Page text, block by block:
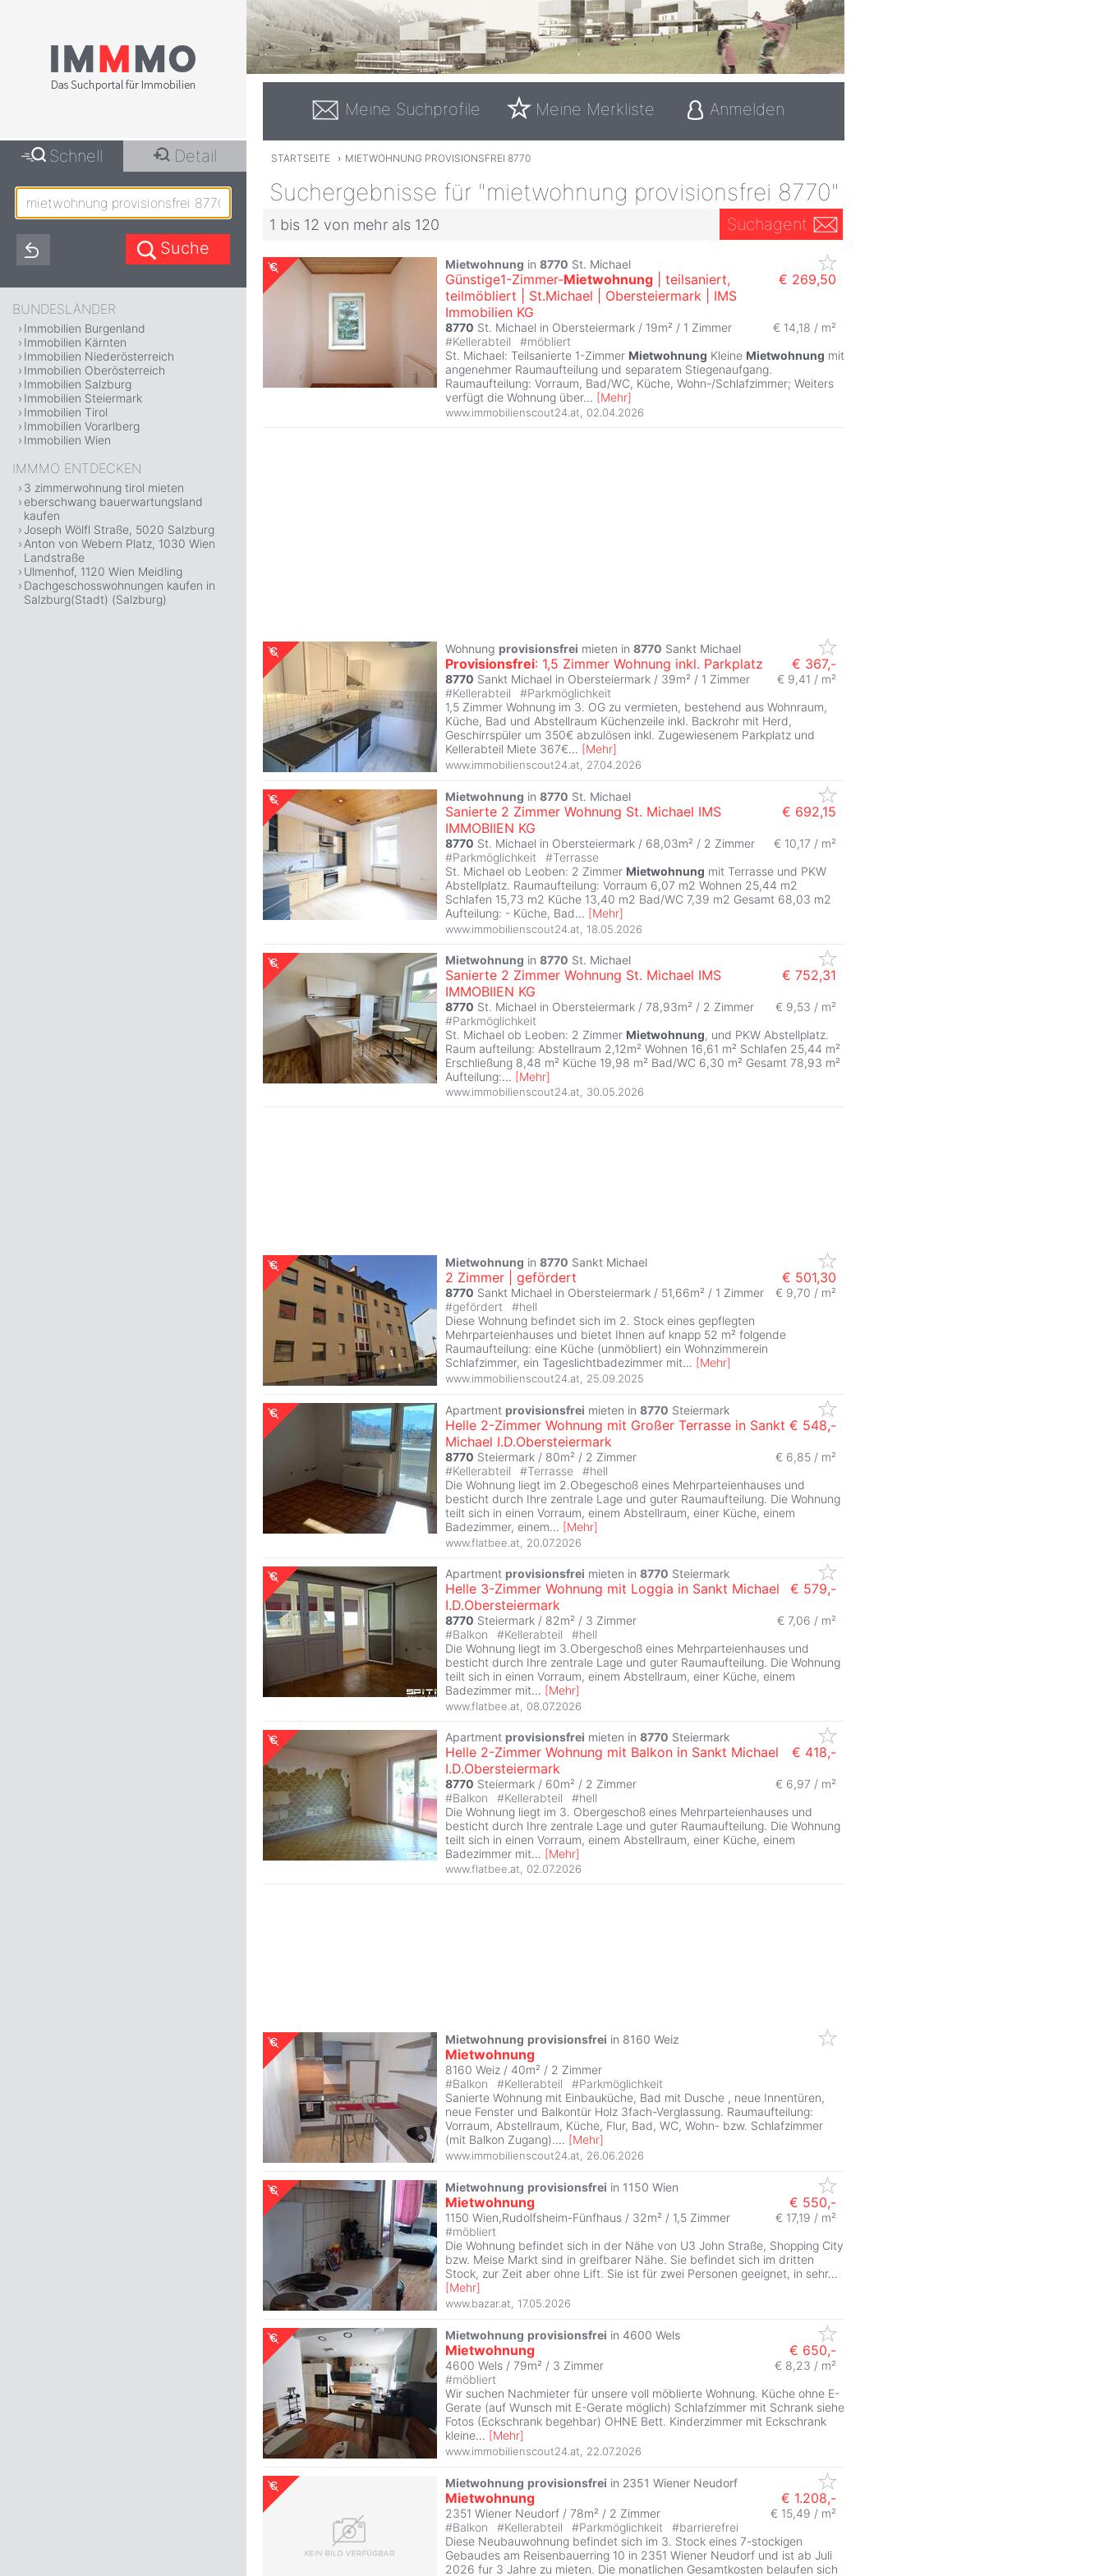
Meine Suchprofile Meine Merkliste Anmelden
STARTSEITE › MIETWOHNUNG PROVISIONSFREI 8770
Suchergebnisse für "mietwohnung provisionsfrei 8770"
1 bis 12 von mehr als 120 Suchagent
Mietwohnung in 8770 St. Michael
Günstige1-Zimmer-Mietwohnung | teilsaniert,
teilmöbliert | St.Michael | Obersteiermark | IMS
Immobilien KG
€ 269,50
8770 St. Michael in Obersteiermark / 19m² / 1 Zimmer
€ 14,18 / m²
#Kellerabteil #möbliert
St. Michael: Teilsanierte 1-Zimmer Mietwohnung Kleine Mietwohnung mit
angenehmer Raumaufteilung und separatem Stiegenaufgang.
Raumaufteilung: Vorraum, Bad/WC, Küche, Wohn-/Schlafzimmer; Weiters
verfügt die Wohnung über... [Mehr]
www.immobilienscout24.at 02.04.2026
Wohnung provisionsfrei mieten in 8770 Sankt Michael
Provisionsfrei: 1,5 Zimmer Wohnung inkl. Parkplatz € 367,-
8770 Sankt Michael in Obersteiermark / 39m² / 1 Zimmer
€ 9,41 / m²
#Kellerabteil #Parkmöglichkeit
1,5 Zimmer Wohnung im 3. OG zu vermieten, bestehend aus Wohnraum,
Küche, Bad und Abstellraum Küchenzeile inkl. Backrohr mit Herd,
Geschirrspüler um 350€ abzulösen inkl. Zugewiesenem Parkplatz und
Kellerabteil Miete 367€... [Mehr]
www.immobilienscout24.at 27.04.2026
Mietwohnung in 8770 St. Michael
Sanierte 2 Zimmer Wohnung St. Michael IMS
IMMOBIIEN KG
€ 692,15
8770 St. Michael in Obersteiermark / 68,03m² / 2 Zimmer
€ 10,17 / m²
#Parkmöglichkeit #Terrasse
St. Michael ob Leoben: 2 Zimmer Mietwohnung mit Terrasse und PKW
Abstellplatz. Raumaufteilung: Vorraum 6,07 m2 Wohnen 25,44 m2
Schlafen 15,73 m2 Küche 13,40 m2 Bad/WC 7,39 m2 Gesamt 68,03 m2
Aufteilung: - Küche, Bad... [Mehr]
www.immobilienscout24.at 18.05.2026
Mietwohnung in 8770 St. Michael
Sanierte 2 Zimmer Wohnung St. Michael IMS
IMMOBIIEN KG
€ 752,31
8770 St. Michael in Obersteiermark / 78,93m² / 2 Zimmer
€ 9,53 / m²
#Parkmöglichkeit
St. Michael ob Leoben: 2 Zimmer Mietwohnung, und PKW Abstellplatz.
Raum aufteilung: Abstellraum 2,12m² Wohnen 16,61 m² Schlafen 25,44 m²
Erschließung 8,48 m² Küche 19,98 m² Bad/WC 6,30 m² Gesamt 78,93 m²
Aufteilung:... [Mehr]
www.immobilienscout24.at, 30.05.2026
Mietwohnung in 8770 Sankt Michael
2 Zimmer | gefördert € 501,30
8770 Sankt Michael in Obersteiermark / 51,66m² / 1 Zimmer
€ 9,70 / m²
#gefördert #hell
Diese Wohnung befindet sich im 2. Stock eines gepflegten
Mehrparteienhauses und bietet Ihnen auf knapp 52 m² folgende
Raumaufteilung: eine Küche (unmöbliert) ein Wohnzimmerein
Schlafzimmer, ein Tageslichtbadezimmer mit... [Mehr]
www.immobilienscout24.at 25.09.2025
Apartment provisionsfrei mieten in 8770 Steiermark
Helle 2-Zimmer Wohnung mit Großer Terrasse in Sankt
Michael I.D.Obersteiermark
€ 548,-
8770 Steiermark / 80m² / 2 Zimmer
€ 6,85 / m²
#Kellerabteil #Terrasse #hell
Die Wohnung liegt im 2.Obegeschoß eines Mehrparteienhauses und
besticht durch Ihre zentrale Lage und guter Raumaufteilung. Die Wohnung
teilt sich in einen Vorraum, einem Abstellraum, einer Küche, einem
Badezimmer, einem... [Mehr]
www.flatbee.at 20.07.2026
Apartment provisionsfrei mieten in 8770 Steiermark
Helle 3-Zimmer Wohnung mit Loggia in Sankt Michael
I.D.Obersteiermark
€ 579,-
8770 Steiermark / 82m² / 3 Zimmer
€ 7,06 / m²
#Balkon #Kellerabteil #hell
Die Wohnung liegt im 3.Obergeschoß eines Mehrparteienhauses und
besticht durch Ihre zentrale Lage und guter Raumaufteilung. Die Wohnung
teilt sich in einen Vorraum, einem Abstellraum, einer Küche, einem
Badezimmer mit... [Mehr]
www.flatbee.at 08.07.2026
Apartment provisionsfrei mieten in 8770 Steiermark
Helle 2-Zimmer Wohnung mit Balkon in Sankt Michael
I.D.Obersteiermark
€ 418,-
8770 Steiermark / 60m² / 2 Zimmer
€ 6,97 / m²
#Balkon #Kellerabteil #hell
Die Wohnung liegt im 3. Obergeschoß eines Mehrparteienhauses und
besticht durch Ihre zentrale Lage und guter Raumaufteilung. Die Wohnung
teilt sich in einen Vorraum, einem Abstellraum, einer Küche, einem
Badezimmer mit... [Mehr]
www.flatbee.at 02.07.2026
Mietwohnung provisionsfrei in 8160 Weiz
Mietwohnung
8160 Weiz / 40m² / 2 Zimmer
#Balkon #Kellerabteil #Parkmöglichkeit
Sanierte Wohnung mit Einbauküche, Bad mit Dusche , neue Innentüren,
neue Fenster und Balkontür Holz 3fach-Verglassung. Raumaufteilung:
Vorraum, Abstellraum, Küche, Flur, Bad, WC, Wohn- bzw. Schlafzimmer
(mit Balkon Zugang).... [Mehr]
www.immobilienscout24.at 26.06.2026
Mietwohnung provisionsfrei in 1150 Wien
Mietwohnung € 550,-
1150 Wien,Rudolfsheim-Fünfhaus / 32m² / 1,5 Zimmer
€ 17,19 / m²
#möbliert
Die Wohnung befindet sich in der Nähe von U3 John Straße, Shopping City
bzw. Meise Markt sind in greifbarer Nähe. Sie befindet sich im dritten
Stock, zur Zeit aber ohne Lift. Sie ist für zwei Personen geeignet, in sehr...
[Mehr]
www.bazar.at 17.05.2026
Mietwohnung provisionsfrei in 4600 Wels
Mietwohnung € 650,-
4600 Wels / 79m² / 3 Zimmer
€ 8,23 / m²
#möbliert
Wir suchen Nachmieter für unsere voll möblierte Wohnung. Küche ohne E-
Gerate (auf Wunsch mit E-Gerate möglich) Schlafzimmer mit Schrank siehe
Fotos (Eckschrank begehbar) OHNE Bett. Kinderzimmer mit Eckschrank
kleine... [Mehr]
www.immobilienscout24.at 22.07.2026
Mietwohnung provisionsfrei in 2351 Wiener Neudorf
Mietwohnung € 1.208,-
2351 Wiener Neudorf / 78m² / 2 Zimmer
€ 15,49 / m²
#Balkon #Kellerabteil #Parkmöglichkeit #barrierefrei
Diese Neubauwohnung befindet sich im 3. Stock eines 7-stockigen
Gebaudes am Reisenbauerring 10 in 2351 Wiener Neudorf und ist ab Juli
2026 fur 3 Jahre zu mieten. Die monatlichen Gesamtkosten belaufen sich
Schnell Detail
BUNDESLÄNDER
Immobilien Burgenland
Immobilien Kärnten
Immobilien Niederösterreich
Immobilien Oberösterreich
Immobilien Salzburg
Immobilien Steiermark
Immobilien Tirol
Immobilien Vorarlberg
Immobilien Wien
IMMMO ENTDECKEN
3 zimmerwohnung tirol mieten
eberschwang bauerwartungsland
kaufen
Joseph Wölfl Straße, 5020 Salzburg
Anton von Webern Platz, 1030 Wien
Landstraße
Ulmenhof, 1120 Wien Meidling
Dachgeschosswohnungen kaufen in
Salzburg(Stadt) (Salzburg)